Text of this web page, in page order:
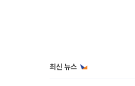
최신 뉴스